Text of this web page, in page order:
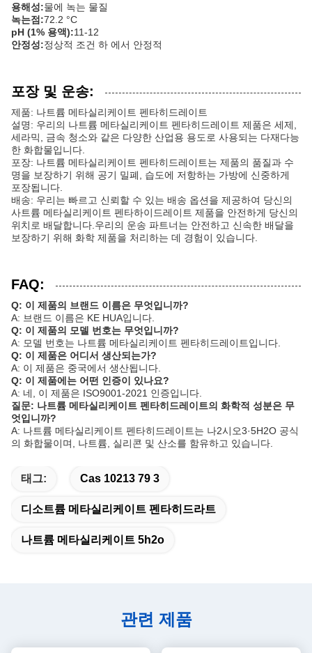
용해성:물에 녹는 물질
녹는점:72.2 °C
pH (1% 용액):11-12
안정성:정상적 조건 하 에서 안정적
포장 및 운송:
제품: 나트륨 메타실리케이트 펜타히드레이트
설명: 우리의 나트륨 메타실리케이트 펜타히드레이트 제품은 세제,
세라믹, 금속 청소와 같은 다양한 산업용 용도로 사용되는 다재다능
한 화합물입니다.
포장: 나트륨 메타실리케이트 펜타히드레이트는 제품의 품질과 수
명을 보장하기 위해 공기 밀폐, 습도에 저항하는 가방에 신중하게
포장됩니다.
배송: 우리는 빠르고 신뢰할 수 있는 배송 옵션을 제공하여 당신의
사트륨 메타실리케이트 펜타하이드레이트 제품을 안전하게 당신의
위치로 배달합니다.우리의 운송 파트너는 안전하고 신속한 배달을
보장하기 위해 화학 제품을 처리하는 데 경험이 있습니다.
FAQ:
Q: 이 제품의 브랜드 이름은 무엇입니까?
A: 브랜드 이름은 KE HUA입니다.
Q: 이 제품의 모델 번호는 무엇입니까?
A: 모델 번호는 나트륨 메타실리케이트 펜타히드레이트입니다.
Q: 이 제품은 어디서 생산되는가?
A: 이 제품은 중국에서 생산됩니다.
Q: 이 제품에는 어떤 인증이 있나요?
A: 네, 이 제품은 ISO9001-2021 인증입니다.
질문: 나트륨 메타실리케이트 펜타히드레이트의 화학적 성분은 무
엇입니까?
A: 나트륨 메타실리케이트 펜타히드레이트는 나2시오3·5H2O 공식
의 화합물이며, 나트륨, 실리콘 및 산소를 함유하고 있습니다.
태그: Cas 10213 79 3
디소트륨 메타실리케이트 펜타히드라트
나트륨 메타실리케이트 5h2o
관련 제품